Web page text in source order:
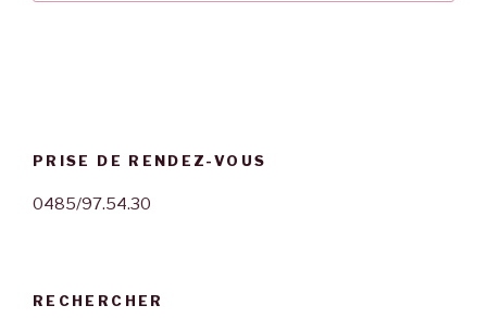
PRISE DE RENDEZ-VOUS
0485/97.54.30
RECHERCHER